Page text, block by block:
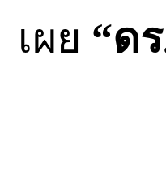
เผย “ด